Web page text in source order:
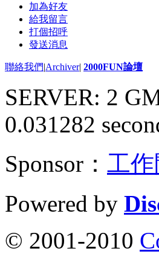
加為好友
給我留言
打個招呼
發送消息
聯絡我們|Archiver| 2000FUN論壇
SERVER: 2
0.031282
Sponsor： 工作
Powered by
© 2001-2010